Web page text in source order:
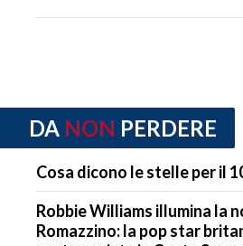
DA NON PERDERE
Cosa dicono le stelle per il
Robbie Williams illumina la
Romazzino: la pop star